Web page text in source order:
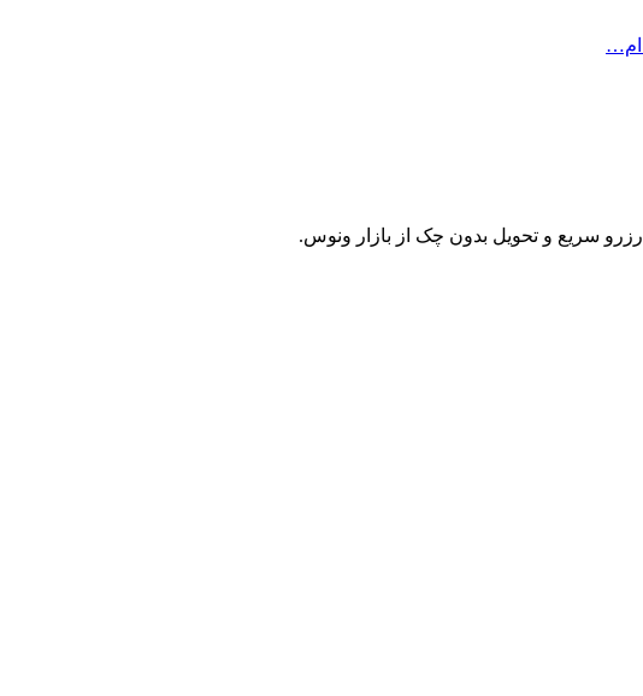
سریع و تحویل بدون چک از بازار ونوس.